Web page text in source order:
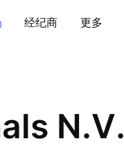
经纪商 更多
N.V.